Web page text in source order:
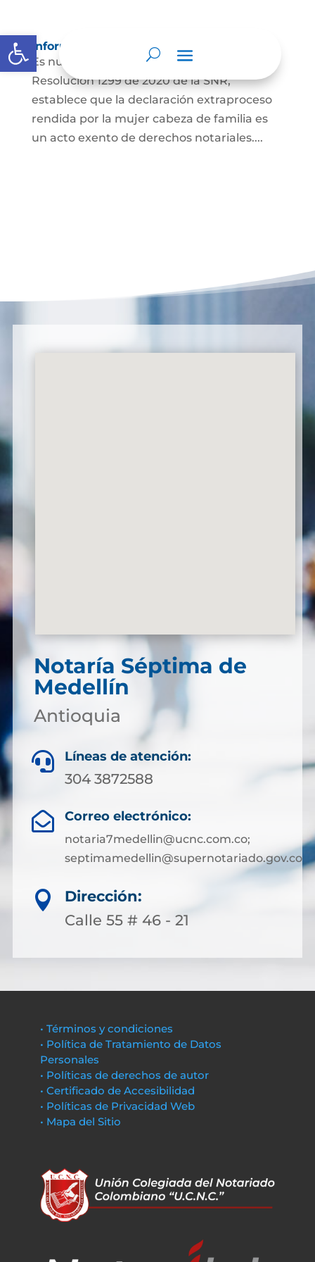
Abrir barra de herramientas
Información para Mujeres.
Es nuestro deber informar que La
Resolución 1299 de 2020 de la SNR,
establece que la declaración extraproceso
rendida por la mujer cabeza de familia es
un acto exento de derechos notariales....
Notaría Séptima de
Medellín
Antioquia
 Líneas de atención:
304 3872588
 Correo electrónico:
notaria7medellin@ucnc.com.co;
septimamedellin@supernotariado.gov.co

Dirección:
Calle 55 # 46 - 21
• Términos y condiciones
• Política de Tratamiento de Datos
Personales
• Políticas de derechos de autor
• Certificado de Accesibilidad
• Políticas de Privacidad Web
• Mapa del Sitio